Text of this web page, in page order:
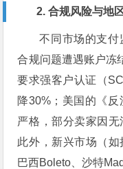
2. 合规风险与地
不同市场的支付
合规问题遭遇账户冻
要求强客户认证（
降30%；美国的《
严格，部分卖家因无
此外，新兴市场（
巴西Boleto、沙特